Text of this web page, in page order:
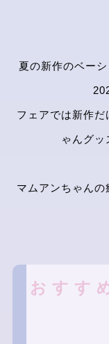
夏の新作のベー
フェアでは新作
ゃんグッ
マムアンちゃん
おすす